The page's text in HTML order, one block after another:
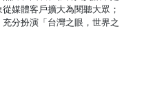
媒體客戶擴大為閱聽大眾；
分扮演「台灣之眼，世界之